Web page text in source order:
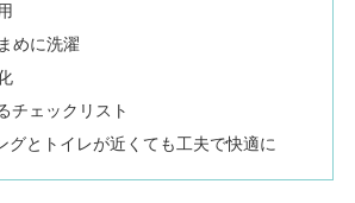
めに洗濯
チェックリスト
グとトイレが近くても工夫で快適に